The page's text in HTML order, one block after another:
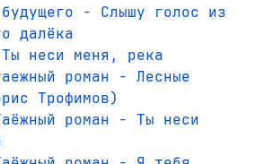
- Слышу голос из
далёка
неси меня, река
роман - Лесные
Трофимов)
роман - Ты неси